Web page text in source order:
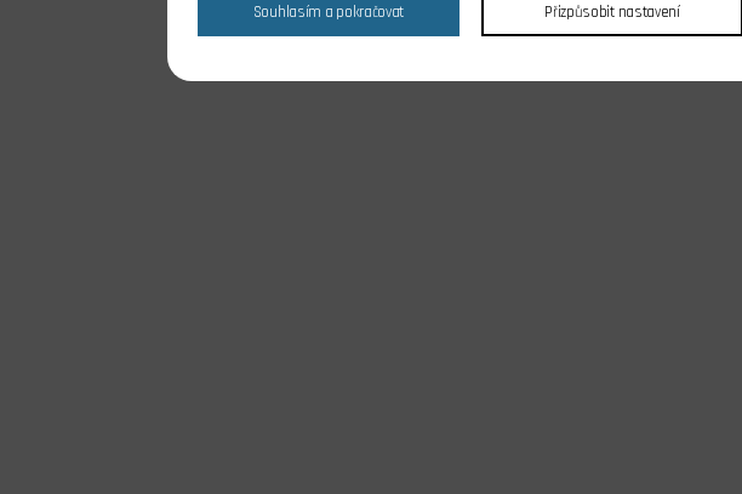
Souhlasím a pokračovat Přizpůsobit nastavení